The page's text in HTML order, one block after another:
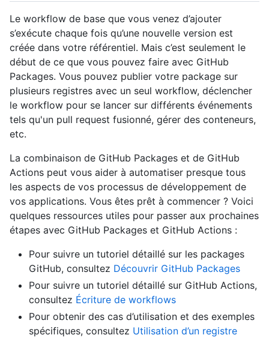
Le workflow de base que vous venez d’ajouter
s’exécute chaque fois qu’une nouvelle version est
créée dans votre référentiel. Mais c’est seulement le
début de ce que vous pouvez faire avec GitHub
Packages. Vous pouvez publier votre package sur
plusieurs registres avec un seul workflow, déclencher
le workflow pour se lancer sur différents événements
tels qu'un pull request fusionné, gérer des conteneurs,
etc.
La combinaison de GitHub Packages et de GitHub
Actions peut vous aider à automatiser presque tous
les aspects de vos processus de développement de
vos applications. Vous êtes prêt à commencer ? Voici
quelques ressources utiles pour passer aux prochaines
étapes avec GitHub Packages et GitHub Actions :
Pour suivre un tutoriel détaillé sur les packages
GitHub, consultez Découvrir GitHub Packages
Pour suivre un tutoriel détaillé sur GitHub Actions,
consultez Écriture de workflows
Pour obtenir des cas d’utilisation et des exemples
spécifiques, consultez Utilisation d’un registre